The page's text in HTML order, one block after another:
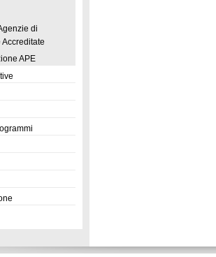
di
APE